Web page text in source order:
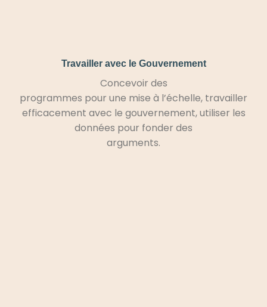
Travailler avec le Gouvernement
Concevoir des
programmes pour une mise à l’échelle, travailler
efficacement avec le gouvernement, utiliser les
données pour fonder des
arguments.